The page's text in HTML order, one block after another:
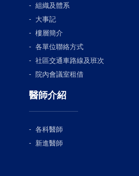
組織及體系
大事記
樓層簡介
各單位聯絡方式
社區交通車路線及班次
院內會議室租借
醫師介紹
各科醫師
新進醫師